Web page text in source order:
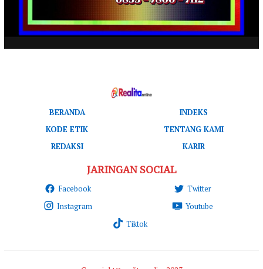
BERANDA
INDEKS
KODE ETIK
TENTANG KAMI
REDAKSI
KARIR
JARINGAN SOCIAL
Facebook
Twitter
Instagram
Youtube
Tiktok